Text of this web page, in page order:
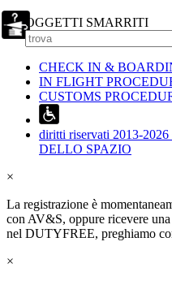
OGGETTI SMARRITI
CHECK IN &
IN FLIGHT
CUSTOMS
diritti riservati 2013-
DELLO SPAZIO
×
La registrazione è
con AV&S, oppure ricevere
nel DUTYFREE, preghiamo
×